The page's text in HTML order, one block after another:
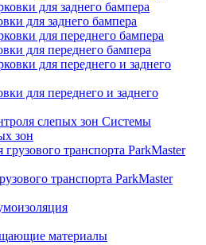
для заднего бампера
для переднего бампера
для переднего и заднего
Системы
зон
транспорта ParkMaster